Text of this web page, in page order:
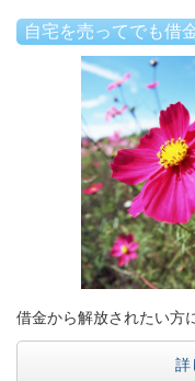
自宅を売ってでも借
借金から解放されたい方
詳